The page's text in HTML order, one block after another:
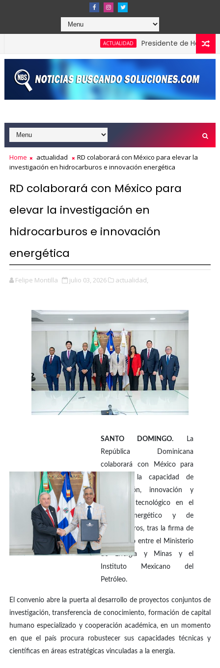
ACTUALIDAD Presidente de Honduras
Home actualidad
RD colaborará con México para elevar la
investigación en hidrocarburos e innovación energética
RD colaborará con México para
elevar la investigación en
hidrocarburos e innovación
energética
Felipe Montilla julio 03, 2026 actualidad,
SANTO DOMINGO. La
República Dominicana
colaborará con México para
fortalecer la capacidad de
investigación, innovación y
desarrollo tecnológico en el
sector energético y de
hidrocarburos, tras la firma de
un acuerdo entre el Ministerio
de Energía y Minas y el
Instituto Mexicano del
Petróleo.
El convenio abre la puerta al desarrollo de proyectos conjuntos de
investigación, transferencia de conocimiento, formación de capital
humano especializado y cooperación académica, en un momento
en que el país procura robustecer sus capacidades técnicas y
científicas en áreas estratégicas vinculadas a la energía.